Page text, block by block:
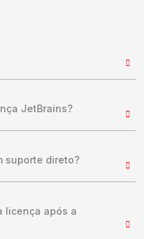
JetBrains?
suporte direto?
licença após a